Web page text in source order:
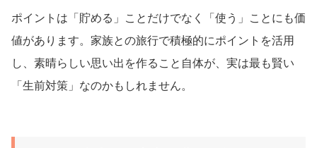
ポイントは「貯める」ことだけでなく「使う」ことにも価
値があります。家族との旅行で積極的にポイントを活用
し、素晴らしい思い出を作ること自体が、実は最も賢い
「生前対策」なのかもしれません。